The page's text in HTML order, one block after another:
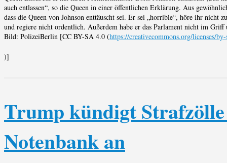
auch entlassen“, so die Queen in einer öffentlichen Erklärung. Aus
dass die Queen von Johnson enttäuscht sei. Er sei „horrible“, höre ihr nicht
und regiere nicht ordentlich. Außerdem habe er das Parlament nicht im
Bild: PolizeiBerlin [CC BY-SA 4.0 (https://creativecommons.org/licenses/
)]
Trump kündigt Strafzölle
Notenbank an